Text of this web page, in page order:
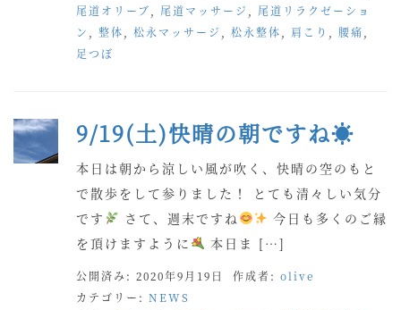
尾道オリーブ
尾道マッサージ
尾道リラクゼーショ
ン
整体 松永マッサージ 松永整体 肩こり 腰痛
足つぼ
9/19(土)快晴の朝ですね☀
本日は朝から涼しい風が吹く、快晴の空のもと
で散歩をして参りました！ とても清々しい気分
です
さて、週末ですね
今日も多くのご縁
を頂けますように
本日ま […]
公開済み: 2020年9月19日 作成者: olive
カテゴリー: NEWS